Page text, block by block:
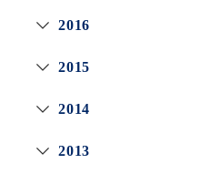
2016
2015
2014
2013